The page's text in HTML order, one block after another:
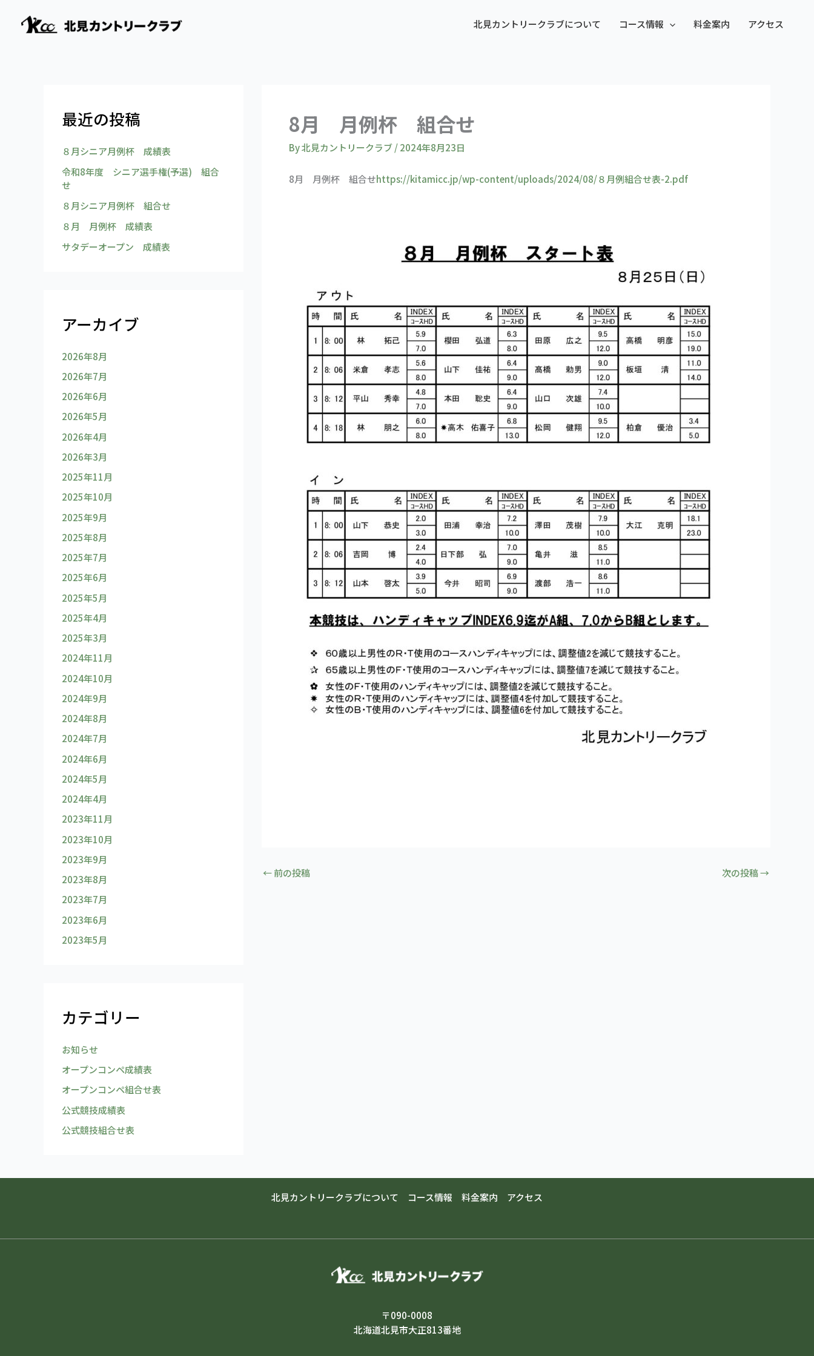
北見カントリークラブについて コース情報 料金案内 アクセス
最近の投稿
８月シニア月例杯 成績表
令和8年度 シニア選手権(予選) 組合
せ
８月シニア月例杯 組合せ
８月 月例杯 成績表
サタデーオープン 成績表
アーカイブ
2026年8月
2026年7月
2026年6月
2026年5月
2026年4月
2026年3月
2025年11月
2025年10月
2025年9月
2025年8月
2025年7月
2025年6月
2025年5月
2025年4月
2025年3月
2024年11月
2024年10月
2024年9月
2024年8月
2024年7月
2024年6月
2024年5月
2024年4月
2023年11月
2023年10月
2023年9月
2023年8月
2023年7月
2023年6月
2023年5月
カテゴリー
お知らせ
オープンコンペ成績表
オープンコンペ組合せ表
公式競技成績表
公式競技組合せ表
8月 月例杯 組合せ
By北見カントリークラブ/2024年8月23日
8月 月例杯 組合せhttps://kitamicc.jp/wp-content/uploads/2024/08/８月例組合せ表-2.pdf
←前の投稿 次の投稿→
北見カントリークラブについて コース情報 料金案内 アクセス
〒090-0008
北海道北見市大正813番地